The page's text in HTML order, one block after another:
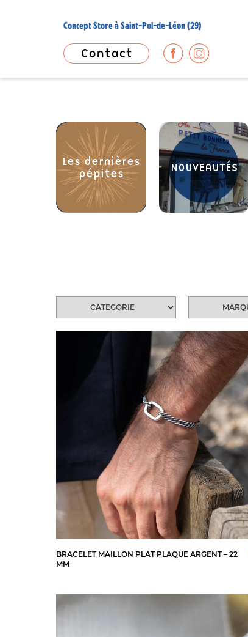
Concept Store à Saint-Pol-de-Léon (29)
Contact
Les dernières
pépites
NOUVEAUTÉS
BRACELET MAILLON PLAT PLAQUE ARGENT – 22
MM